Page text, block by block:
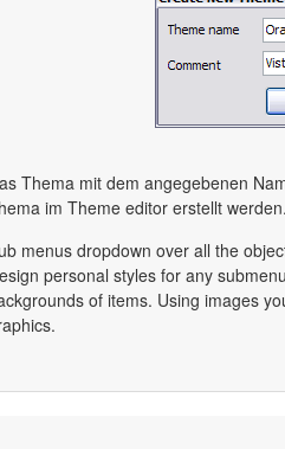
Thema mit dem angegebenen
im Theme editor erstellt werden.
menus dropdown over all the
personal styles for any
of items. Using images